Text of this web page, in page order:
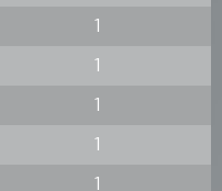
1
1
1
1
1